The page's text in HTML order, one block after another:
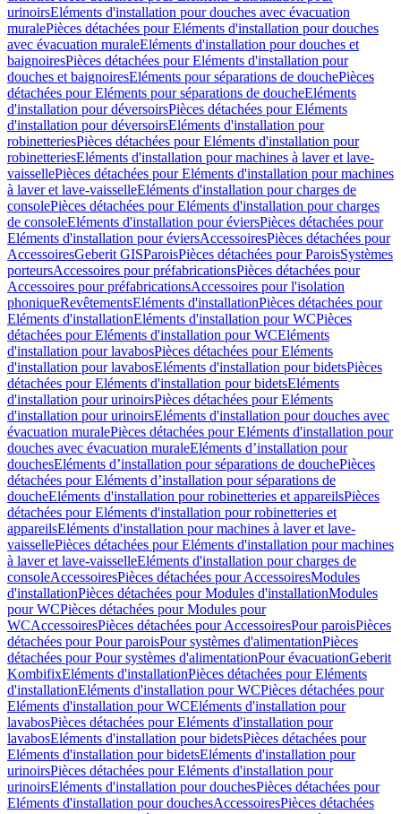
urinoirsEléments d'installation pour douches avec évacuation
muralePièces détachées pour Eléments d'installation pour douches
avec évacuation muraleEléments d'installation pour douches et
baignoiresPièces détachées pour Eléments d'installation pour
douches et baignoiresEléments pour séparations de douchePièces
détachées pour Eléments pour séparations de doucheEléments
d'installation pour déversoirsPièces détachées pour Eléments
d'installation pour déversoirsEléments d'installation pour
robinetteriesPièces détachées pour Eléments d'installation pour
robinetteriesEléments d'installation pour machines à laver et lave-
vaissellePièces détachées pour Eléments d'installation pour machines
à laver et lave-vaisselleEléments d'installation pour charges de
consolePièces détachées pour Eléments d'installation pour charges
de consoleEléments d'installation pour éviersPièces détachées pour
Eléments d'installation pour éviersAccessoiresPièces détachées pour
AccessoiresGeberit GISParoisPièces détachées pour ParoisSystèmes
porteursAccessoires pour préfabricationsPièces détachées pour
Accessoires pour préfabricationsAccessoires pour l'isolation
phoniqueRevêtementsEléments d'installationPièces détachées pour
Eléments d'installationEléments d'installation pour WCPièces
détachées pour Eléments d'installation pour WCEléments
d'installation pour lavabosPièces détachées pour Eléments
d'installation pour lavabosEléments d'installation pour bidetsPièces
détachées pour Eléments d'installation pour bidetsEléments
d'installation pour urinoirsPièces détachées pour Eléments
d'installation pour urinoirsEléments d'installation pour douches avec
évacuation muralePièces détachées pour Eléments d'installation pour
douches avec évacuation muraleEléments d’installation pour
douchesEléments d’installation pour séparations de douchePièces
détachées pour Eléments d’installation pour séparations de
doucheEléments d'installation pour robinetteries et appareilsPièces
détachées pour Eléments d'installation pour robinetteries et
appareilsEléments d'installation pour machines à laver et lave-
vaissellePièces détachées pour Eléments d'installation pour machines
à laver et lave-vaisselleEléments d'installation pour charges de
consoleAccessoiresPièces détachées pour AccessoiresModules
d'installationPièces détachées pour Modules d'installationModules
pour WCPièces détachées pour Modules pour
WCAccessoiresPièces détachées pour AccessoiresPour paroisPièces
détachées pour Pour paroisPour systèmes d'alimentationPièces
détachées pour Pour systèmes d'alimentationPour évacuationGeberit
KombifixEléments d'installationPièces détachées pour Eléments
d'installationEléments d'installation pour WCPièces détachées pour
Eléments d'installation pour WCEléments d'installation pour
lavabosPièces détachées pour Eléments d'installation pour
lavabosEléments d'installation pour bidetsPièces détachées pour
Eléments d'installation pour bidetsEléments d'installation pour
urinoirsPièces détachées pour Eléments d'installation pour
urinoirsEléments d'installation pour douchesPièces détachées pour
Eléments d'installation pour douchesAccessoiresPièces détachées